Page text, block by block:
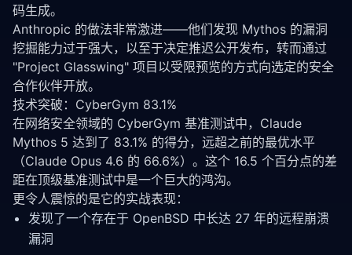
码生成。
Anthropic 的做法非常激进——他们发现 Mythos 的漏洞
挖掘能力过于强大，以至于决定推迟公开发布，转而通过
"Project Glasswing" 项目以受限预览的方式向选定的安全
合作伙伴开放。
技术突破：CyberGym 83.1%
在网络安全领域的 CyberGym 基准测试中，Claude
Mythos 5 达到了 83.1% 的得分，远超之前的最优水平
（Claude Opus 4.6 的 66.6%）。这个 16.5 个百分点的差
距在顶级基准测试中是一个巨大的鸿沟。
更令人震惊的是它的实战表现：
发现了一个存在于 OpenBSD 中长达 27 年的远程崩溃
漏洞